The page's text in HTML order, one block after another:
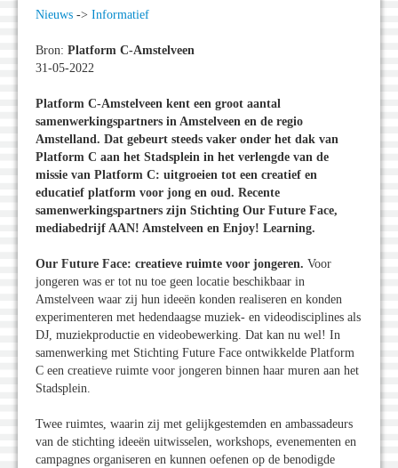
Nieuws -> Informatief
Bron: Platform C-Amstelveen
31-05-2022
Platform C-Amstelveen kent een groot aantal
samenwerkingspartners in Amstelveen en de regio
Amstelland. Dat gebeurt steeds vaker onder het dak van
Platform C aan het Stadsplein in het verlengde van de
missie van Platform C: uitgroeien tot een creatief en
educatief platform voor jong en oud. Recente
samenwerkingspartners zijn Stichting Our Future Face,
mediabedrijf AAN! Amstelveen en Enjoy! Learning.
Our Future Face: creatieve ruimte voor jongeren. Voor
jongeren was er tot nu toe geen locatie beschikbaar in
Amstelveen waar zij hun ideeën konden realiseren en konden
experimenteren met hedendaagse muziek- en videodisciplines als
DJ, muziekproductie en videobewerking. Dat kan nu wel! In
samenwerking met Stichting Future Face ontwikkelde Platform
C een creatieve ruimte voor jongeren binnen haar muren aan het
Stadsplein.
Twee ruimtes, waarin zij met gelijkgestemden en ambassadeurs
van de stichting ideeën uitwisselen, workshops, evenementen en
campagnes organiseren en kunnen oefenen op de benodigde